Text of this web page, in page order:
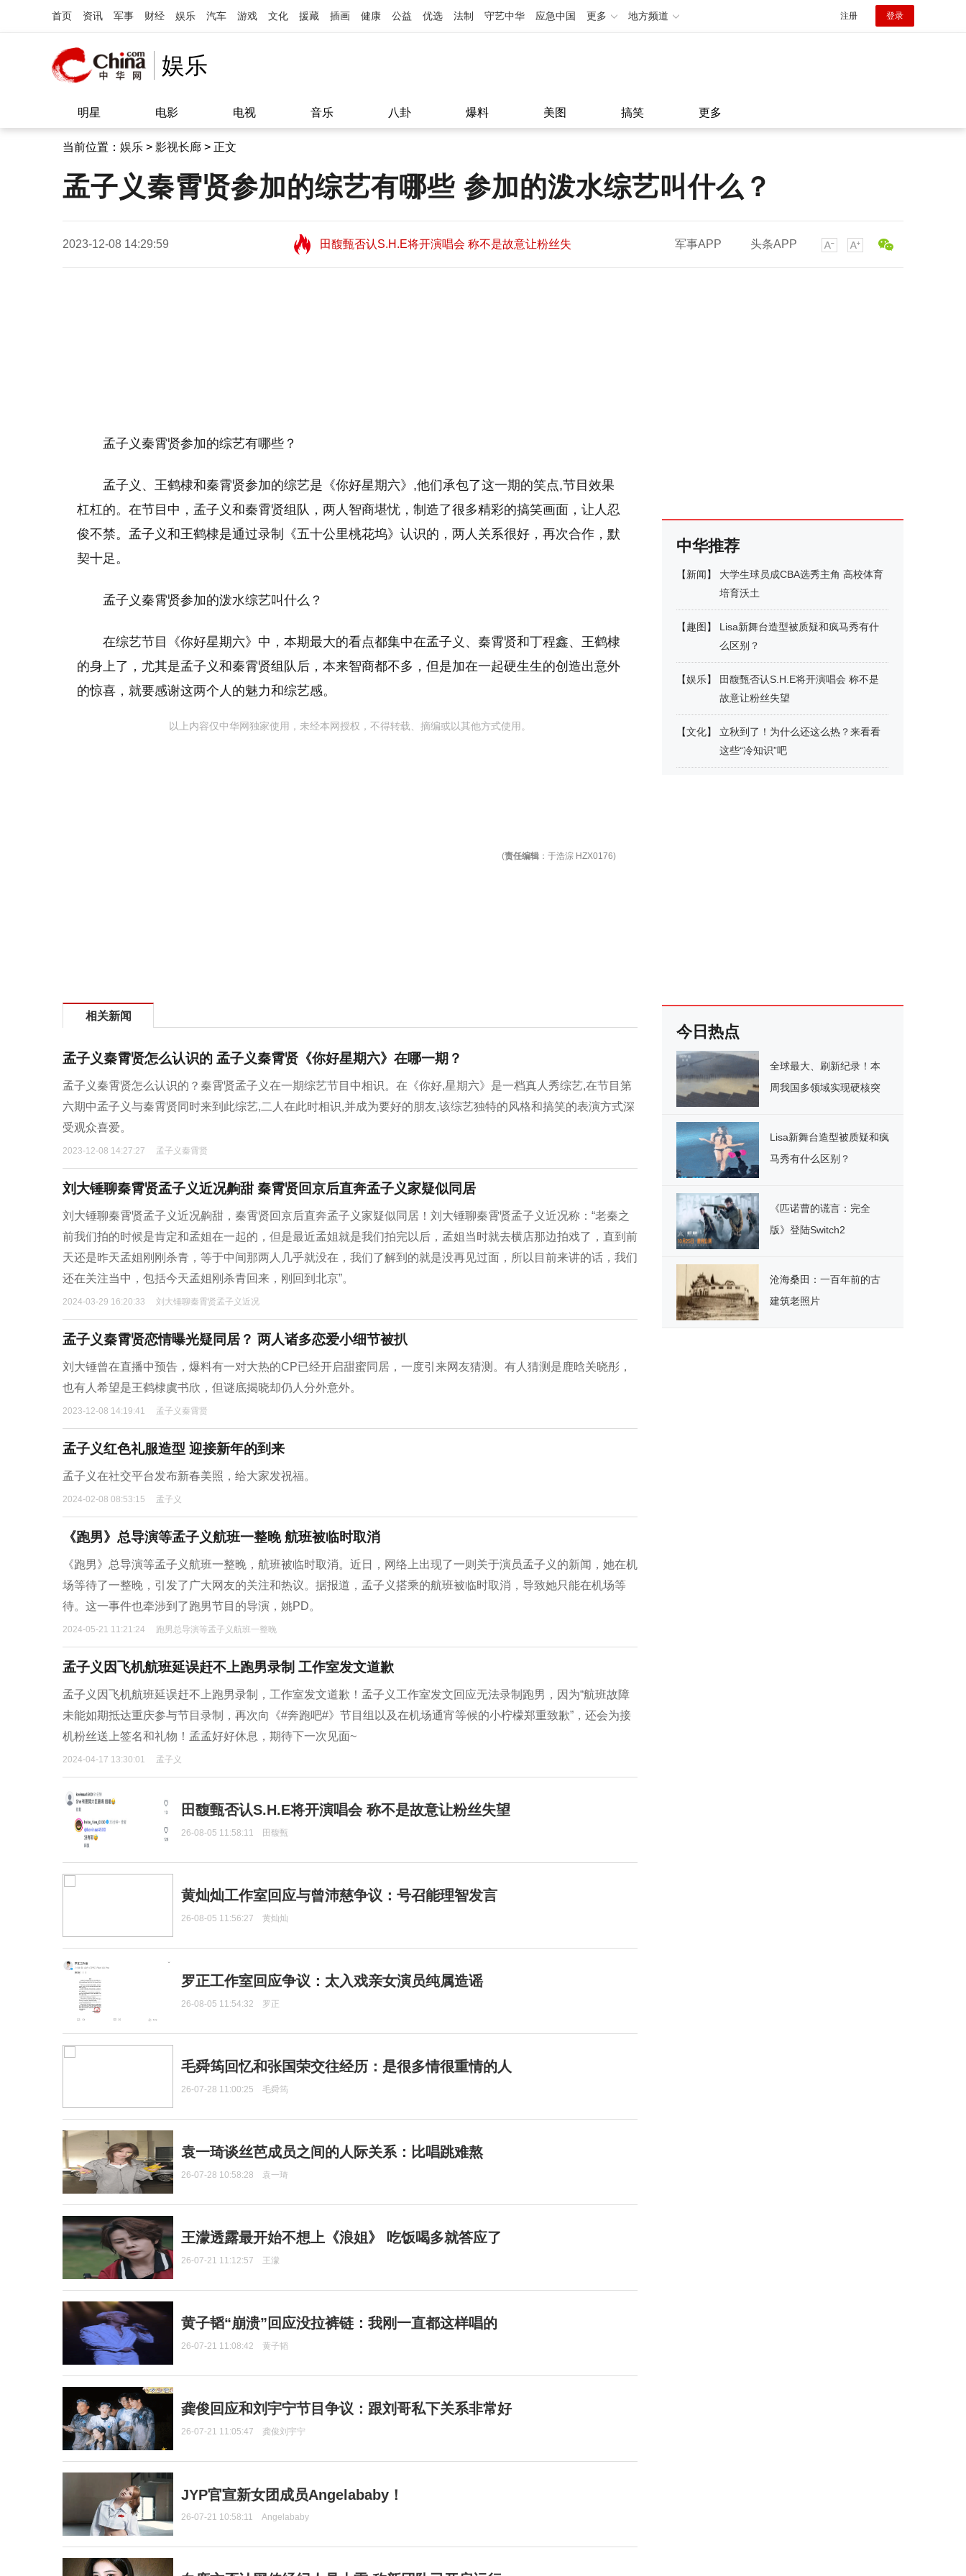
首页 资讯 军事 财经 娱乐 汽车 游戏 文化 援藏 插画 健康 公益 优选 法制 守艺中华 应急中国 更多 地方频道 注册 登录
娱乐
明星 电影 电视 音乐 八卦 爆料 美图 搞笑 更多
当前位置： 娱乐 > 影视长廊 > 正文
孟子义秦霄贤参加的综艺有哪些 参加的泼水综艺叫什么？
2023-12-08 14:29:59 军事APP 头条APP
孟子义秦霄贤参加的综艺有哪些？
孟子义、王鹤棣和秦霄贤参加的综艺是《你好星期六》,他们承包了这一期的笑点,节目效果
杠杠的。在节目中，孟子义和秦霄贤组队，两人智商堪忧，制造了很多精彩的搞笑画面，让人忍
俊不禁。孟子义和王鹤棣是通过录制《五十公里桃花坞》认识的，两人关系很好，再次合作，默
契十足。
孟子义秦霄贤参加的泼水综艺叫什么？
在综艺节目《你好星期六》中，本期最大的看点都集中在孟子义、秦霄贤和丁程鑫、王鹤棣
的身上了，尤其是孟子义和秦霄贤组队后，本来智商都不多，但是加在一起硬生生的创造出意外
的惊喜，就要感谢这两个人的魅力和综艺感。
以上内容仅中华网独家使用，未经本网授权，不得转载、摘编或以其他方式使用。
(责任编辑 ：于浩淙 HZX0176)
相关新闻
孟子义秦霄贤怎么认识的 孟子义秦霄贤《你好星期六》在哪一期？
孟子义秦霄贤怎么认识的？秦霄贤孟子义在一期综艺节目中相识。在《你好,星期六》是一档真人秀综艺,在节目第
六期中孟子义与秦霄贤同时来到此综艺,二人在此时相识,并成为要好的朋友,该综艺独特的风格和搞笑的表演方式深
受观众喜爱。
2023-12-08 14:27:27 孟子义秦霄贤
刘大锤聊秦霄贤孟子义近况齁甜 秦霄贤回京后直奔孟子义家疑似同居
刘大锤聊秦霄贤孟子义近况齁甜，秦霄贤回京后直奔孟子义家疑似同居！刘大锤聊秦霄贤孟子义近况称：“老秦之
前我们拍的时候是肯定和孟姐在一起的，但是最近孟姐就是我们拍完以后，孟姐当时就去横店那边拍戏了，直到前
天还是昨天孟姐刚刚杀青，等于中间那两人几乎就没在，我们了解到的就是没再见过面，所以目前来讲的话，我们
还在关注当中，包括今天孟姐刚杀青回来，刚回到北京”。
2024-03-29 16:20:33 刘大锤聊秦霄贤孟子义近况
孟子义秦霄贤恋情曝光疑同居？ 两人诸多恋爱小细节被扒
刘大锤曾在直播中预告，爆料有一对大热的CP已经开启甜蜜同居，一度引来网友猜测。有人猜测是鹿晗关晓彤，
也有人希望是王鹤棣虞书欣，但谜底揭晓却仍人分外意外。
2023-12-08 14:19:41 孟子义秦霄贤
孟子义红色礼服造型 迎接新年的到来
孟子义在社交平台发布新春美照，给大家发祝福。
2024-02-08 08:53:15 孟子义
《跑男》总导演等孟子义航班一整晚 航班被临时取消
《跑男》总导演等孟子义航班一整晚，航班被临时取消。近日，网络上出现了一则关于演员孟子义的新闻，她在机
场等待了一整晚，引发了广大网友的关注和热议。据报道，孟子义搭乘的航班被临时取消，导致她只能在机场等
待。这一事件也牵涉到了跑男节目的导演，姚PD。
2024-05-21 11:21:24 跑男总导演等孟子义航班一整晚
孟子义因飞机航班延误赶不上跑男录制 工作室发文道歉
孟子义因飞机航班延误赶不上跑男录制，工作室发文道歉！孟子义工作室发文回应无法录制跑男，因为“航班故障
未能如期抵达重庆参与节目录制，再次向《#奔跑吧#》节目组以及在机场通宵等候的小柠檬郑重致歉”，还会为接
机粉丝送上签名和礼物！孟孟好好休息，期待下一次见面~
2024-04-17 13:30:01 孟子义
田馥甄否认S.H.E将开演唱会 称不是故意让粉丝失望
26-08-05 11:58:11 田馥甄
黄灿灿工作室回应与曾沛慈争议：号召能理智发言
26-08-05 11:56:27 黄灿灿
罗正工作室回应争议：太入戏亲女演员纯属造谣
26-08-05 11:54:32 罗正
毛舜筠回忆和张国荣交往经历：是很多情很重情的人
26-07-28 11:00:25 毛舜筠
袁一琦谈丝芭成员之间的人际关系：比唱跳难熬
26-07-28 10:58:28 袁一琦
王濛透露最开始不想上《浪姐》 吃饭喝多就答应了
26-07-21 11:12:57 王濛
黄子韬“崩溃”回应没拉裤链：我刚一直都这样唱的
26-07-21 11:08:42 黄子韬
龚俊回应和刘宇宁节目争议：跟刘哥私下关系非常好
26-07-21 11:05:47 龚俊刘宇宁
JYP官宣新女团成员Angelababy！
26-07-21 10:58:11 Angelababy
中华推荐
【新闻】
大学生球员成CBA选秀主角 高校体育
培育沃土
【趣图 】
Lisa新舞台造型被质疑和疯马秀有什
么区别？
【娱乐】
田馥甄否认S.H.E将开演唱会 称不是
故意让粉丝失望
【文化】
立秋到了！为什么还这么热？来看看
这些“冷知识”吧
今日热点
全球最大、刷新纪录！本
周我国多领域实现硬核突
Lisa新舞台造型被质疑和疯
马秀有什么区别？
《匹诺曹的谎言：完全
版》登陆Switch2
沧海桑田：一百年前的古
建筑老照片